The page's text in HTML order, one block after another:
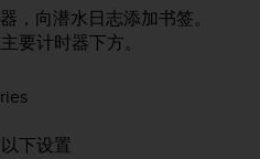
，向潜水日志添加书签。
要计时器下方。
下设置